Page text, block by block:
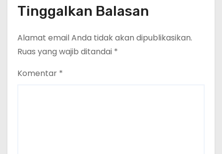
Tinggalkan Balasan
Alamat email Anda tidak akan dipublikasikan.
Ruas yang wajib ditandai *
Komentar *